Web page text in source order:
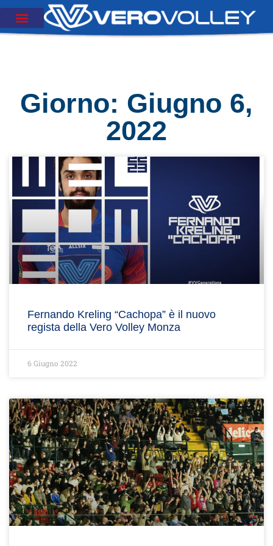
Giorno: Giugno 6,
2022
Fernando Kreling “Cachopa” è il nuovo
regista della Vero Volley Monza
6 Giugno 2022